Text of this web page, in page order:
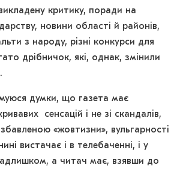
критику, поради на
новини області й районів,
з народу, різні конкурси для
дрібничок, які, однак, змінили
думки, що газета має
сенсацій і не зі скандалів,
«жовтизни», вульгарності
вистачає і в телебаченні, і у
а читач має, взявши до